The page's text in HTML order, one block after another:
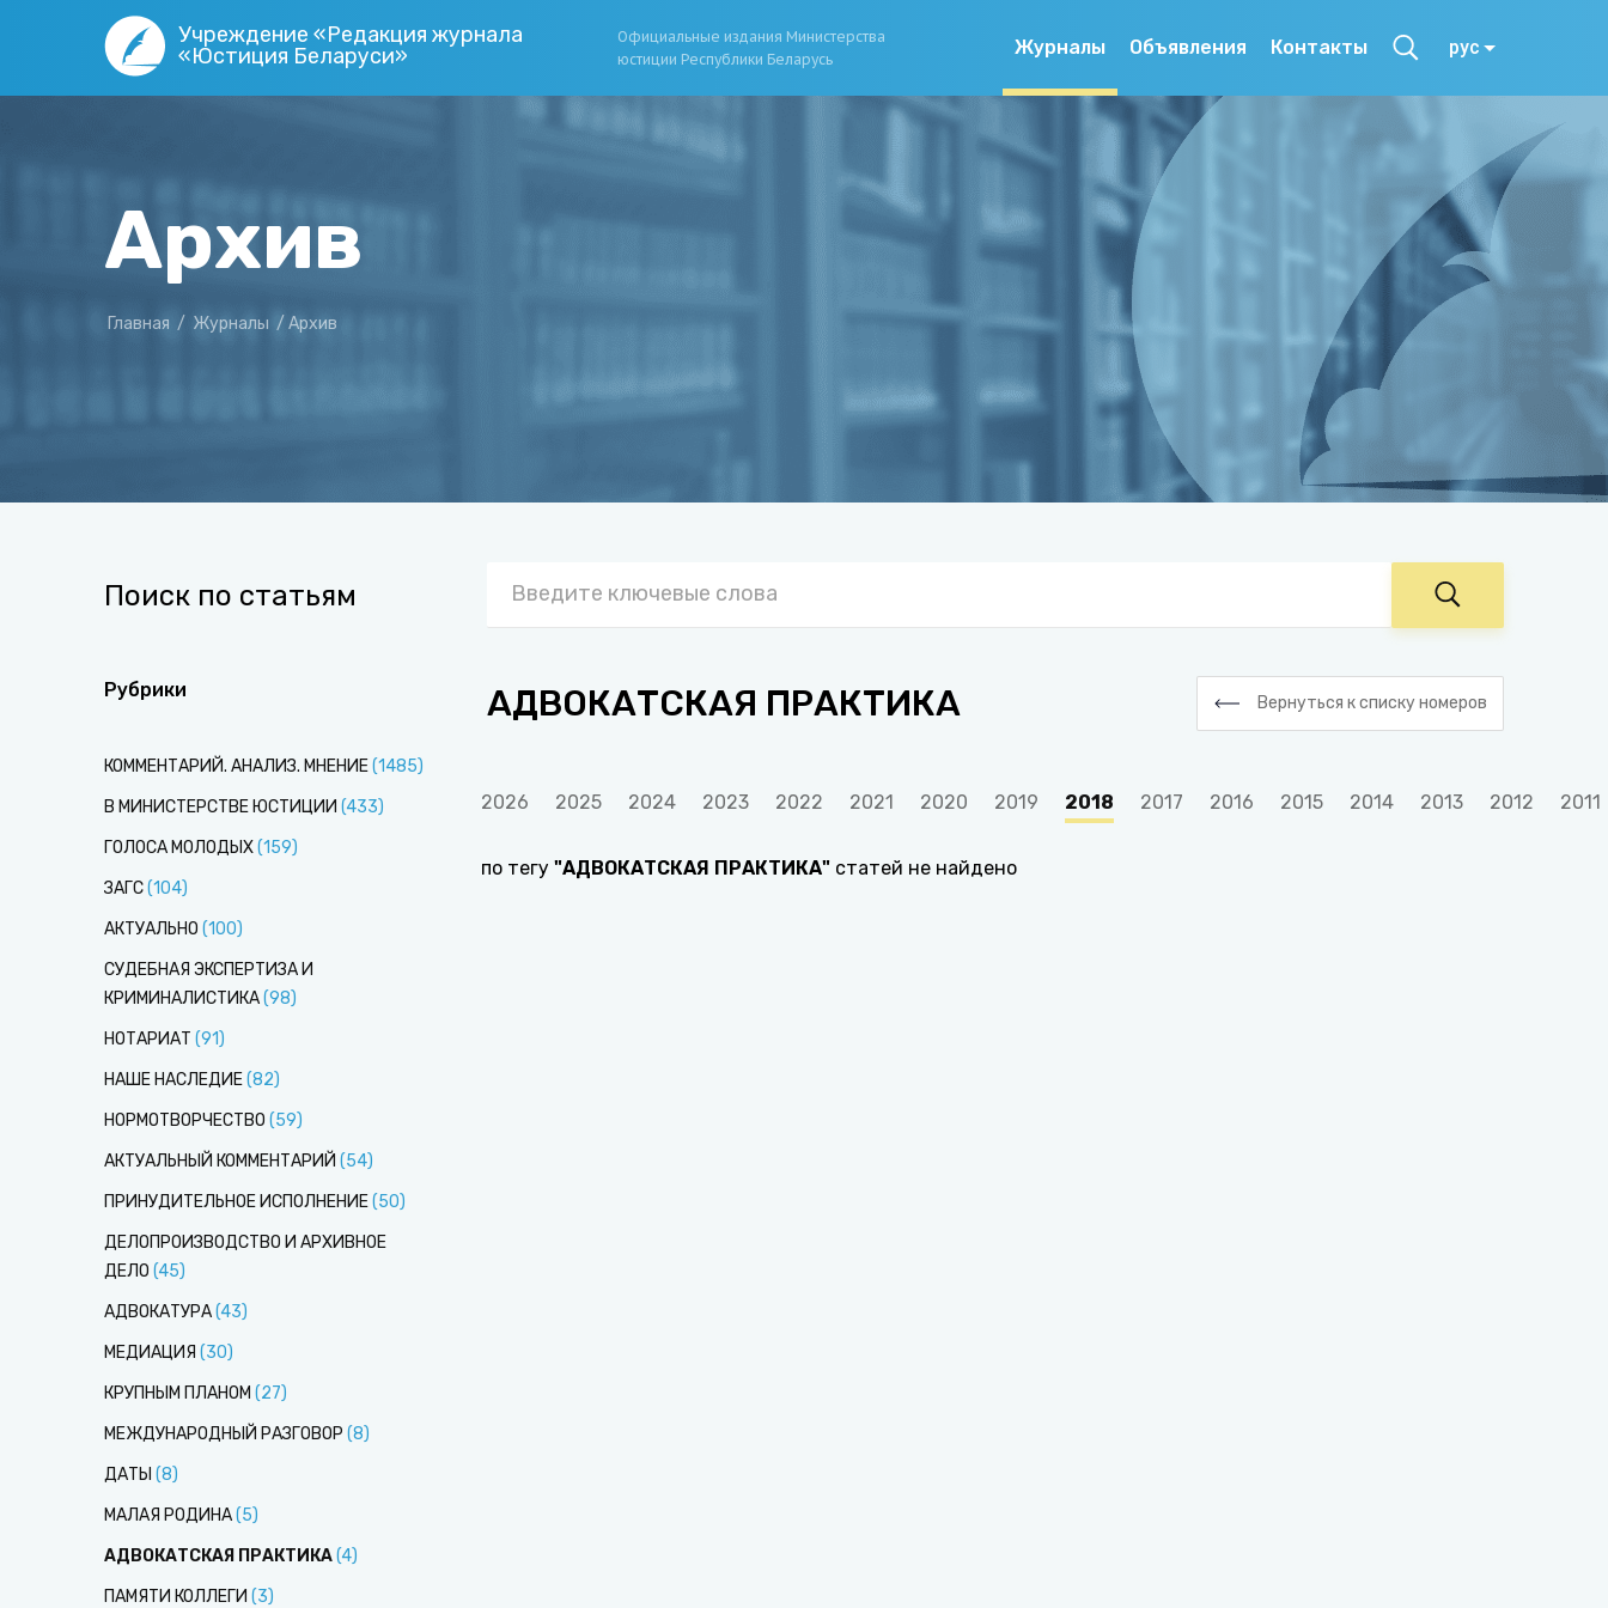
Учреждение «Редакция журнала
«Юстиция Беларуси»
Официальные издания Министерства
юстиции Республики Беларусь
Журналы Объявления Контакты рус
Архив
Главная / Журналы / Архив
Поиск по статьям
Рубрики АДВОКАТСКАЯ ПРАКТИКА Вернуться к списку номеров
КОММЕНТАРИЙ. АНАЛИЗ. МНЕНИЕ(1485)
В МИНИСТЕРСТВЕ ЮСТИЦИИ (433)
ГОЛОСА МОЛОДЫХ(159)
ЗАГС(104)
АКТУАЛЬНО (100)
СУДЕБНАЯ ЭКСПЕРТИЗА И
КРИМИНАЛИСТИКА(98)
НОТАРИАТ (91)
НАШЕ НАСЛЕДИЕ(82)
НОРМОТВОРЧЕСТВО (59)
АКТУАЛЬНЫЙ КОММЕНТАРИЙ (54)
ПРИНУДИТЕЛЬНОЕ ИСПОЛНЕНИЕ(50)
ДЕЛОПРОИЗВОДСТВО И АРХИВНОЕ
ДЕЛО (45)
АДВОКАТУРА(43)
МЕДИАЦИЯ (30)
КРУПНЫМ ПЛАНОМ (27)
МЕЖДУНАРОДНЫЙ РАЗГОВОР (8)
ДАТЫ (8)
МАЛАЯ РОДИНА(5)
АДВОКАТСКАЯ ПРАКТИКА(4)
ПАМЯТИ КОЛЛЕГИ (3)
2026 2025 2024 2023 2022 2021 2020 2019 2018 2017 2016 2015 2014 2013 2012 2011
по тегу "АДВОКАТСКАЯ ПРАКТИКА" статей не найдено